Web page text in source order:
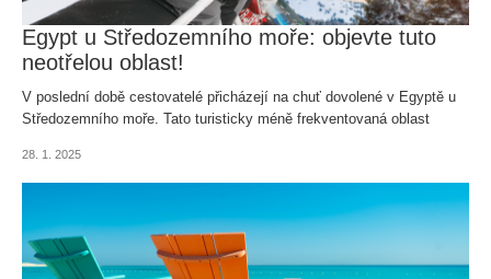
Egypt u Středozemního moře: objevte tuto
neotřelou oblast!
V poslední době cestovatelé přicházejí na chuť dovolené v Egyptě u
Středozemního moře. Tato turisticky méně frekventovaná oblast
28. 1. 2025